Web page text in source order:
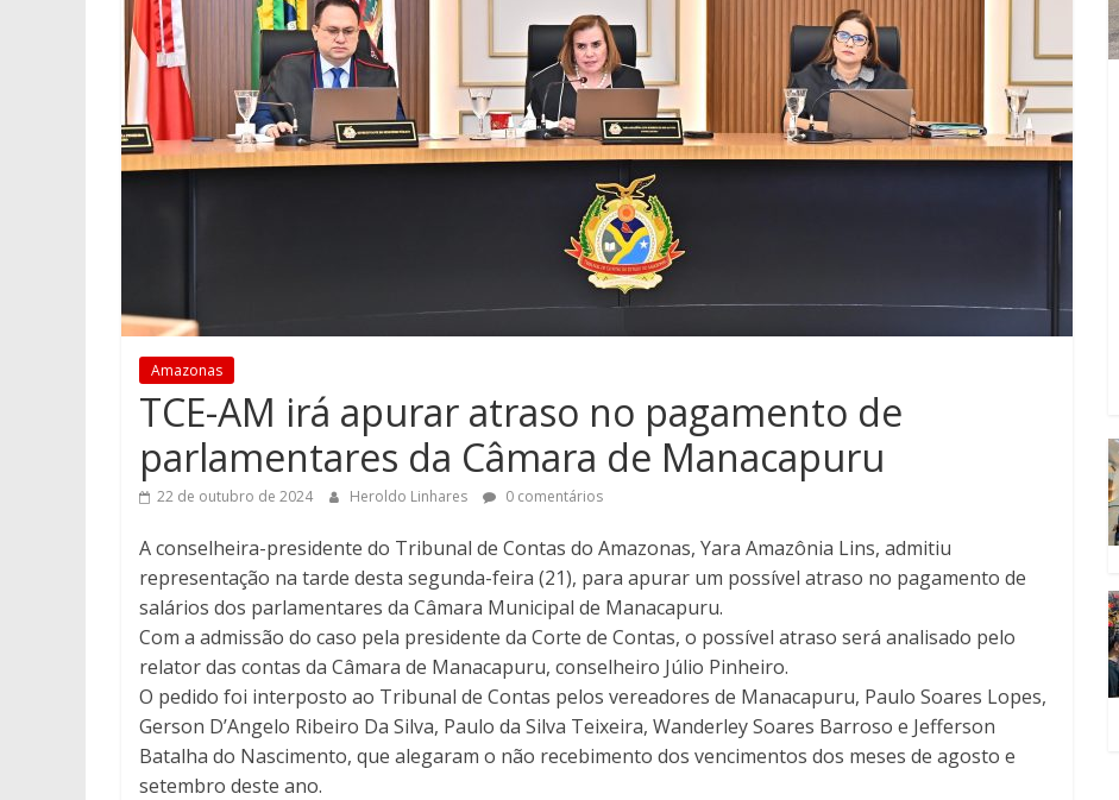
Amazonas
TCE-AM irá apurar atraso no pagamento de
parlamentares da Câmara de Manacapuru
22 de outubro de 2024 Heroldo Linhares 0 comentários
A conselheira-presidente do Tribunal de Contas do Amazonas, Yara Amazônia Lins, admitiu
representação na tarde desta segunda-feira (21), para apurar um possível atraso no pagamento de
salários dos parlamentares da Câmara Municipal de Manacapuru.
Com a admissão do caso pela presidente da Corte de Contas, o possível atraso será analisado pelo
relator das contas da Câmara de Manacapuru, conselheiro Júlio Pinheiro.
O pedido foi interposto ao Tribunal de Contas pelos vereadores de Manacapuru, Paulo Soares Lopes,
Gerson D’Angelo Ribeiro Da Silva, Paulo da Silva Teixeira, Wanderley Soares Barroso e Jefferson
Batalha do Nascimento, que alegaram o não recebimento dos vencimentos dos meses de agosto e
setembro deste ano.